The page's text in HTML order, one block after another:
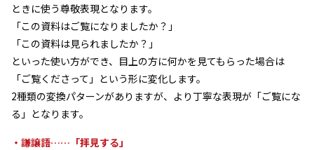
ときに使う尊敬表現となります。
「この資料はご覧になりましたか？」
「この資料は見られましたか？」
といった使い方ができ、目上の方に何かを見てもらった場合は
「ご覧くださって」という形に変化します。
2種類の変換パターンがありますが、より丁寧な表現が「ご覧にな
る」となります。
・謙譲語……「拝見する」